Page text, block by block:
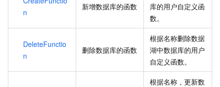
n
新增数据库的函数
库的用户自定义函
数。
DeleteFunctio
n
删除数据库的函数
根据名称删除数据
湖中数据库的用户
自定义函数。
根据名称，更新数